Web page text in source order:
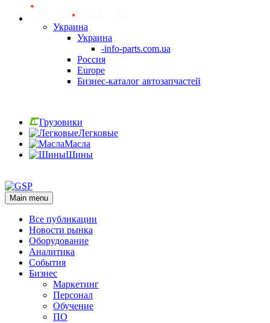
Украина
Украина
-info-parts.com.ua
Россия
Europe
Бизнес-каталог автозапчастей
Грузовики
Легковые
Масла
Шины
Main menu
Все публикации
Новости рынка
Оборудование
Аналитика
События
Бизнес
Маркетинг
Персонал
Обучение
ПО